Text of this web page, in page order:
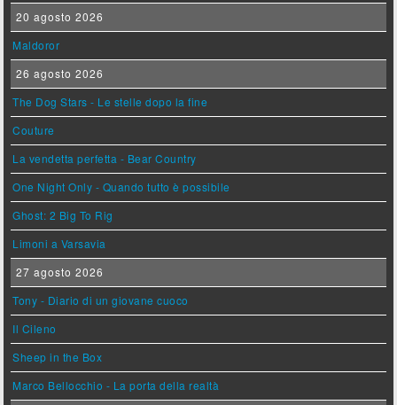
20 agosto 2026
Maldoror
26 agosto 2026
The Dog Stars - Le stelle dopo la fine
Couture
La vendetta perfetta - Bear Country
One Night Only - Quando tutto è possibile
Ghost: 2 Big To Rig
Limoni a Varsavia
27 agosto 2026
Tony - Diario di un giovane cuoco
Il Cileno
Sheep in the Box
Marco Bellocchio - La porta della realtà